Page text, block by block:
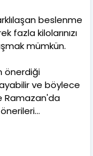
beslenme
fazla kilolarınızı
mümkün.
önerdiği
ve böylece
Ramazan'da